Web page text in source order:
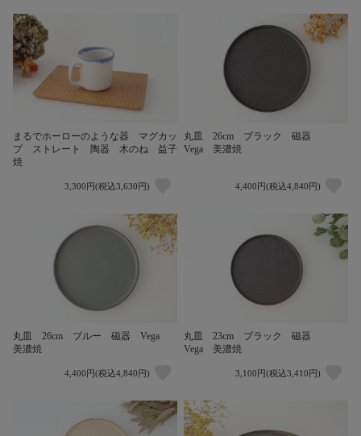
まるでホーローのような器 マグカッ
プ ストレート 陶器 木のね 益子
焼
3,300円(税込3,630円)
丸皿 26cm ブラック 磁器
Vega 美濃焼
4,400円(税込4,840円)
丸皿 26cm ブルー 磁器 Vega
美濃焼
4,400円(税込4,840円)
丸皿 23cm ブラック 磁器
Vega 美濃焼
3,100円(税込3,410円)